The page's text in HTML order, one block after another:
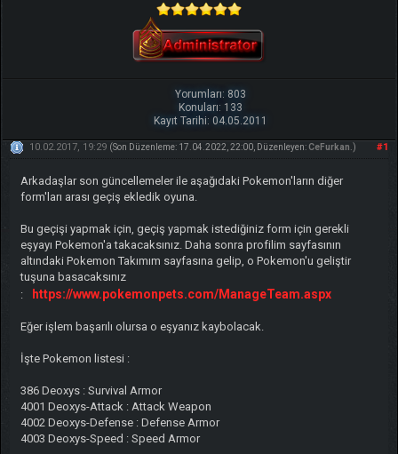
Yorumları: 803
Konuları: 133
Kayıt Tarihi: 04.05.2011
#1
10.02.2017, 19:29 (Son Düzenleme: 17.04.2022, 22:00, Düzenleyen: CeFurkan .)
Arkadaşlar son güncellemeler ile aşağıdaki Pokemon'ların diğer
form'ları arası geçiş ekledik oyuna.
Bu geçişi yapmak için, geçiş yapmak istediğiniz form için gerekli
eşyayı Pokemon'a takacaksınız. Daha sonra profilim sayfasının
altındaki Pokemon Takımım sayfasına gelip, o Pokemon'u geliştir
tuşuna basacaksınız
:
https://www.pokemonpets.com/ManageTeam.aspx
Eğer işlem başarılı olursa o eşyanız kaybolacak.
İşte Pokemon listesi :
386 Deoxys : Survival Armor
4001 Deoxys-Attack : Attack Weapon
4002 Deoxys-Defense : Defense Armor
4003 Deoxys-Speed : Speed Armor